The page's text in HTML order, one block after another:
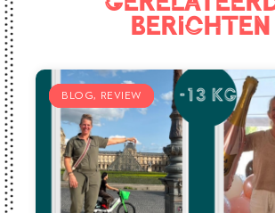
berichten
BLOG REVIEW
BLOG REVIEW
BLOG REVIEW